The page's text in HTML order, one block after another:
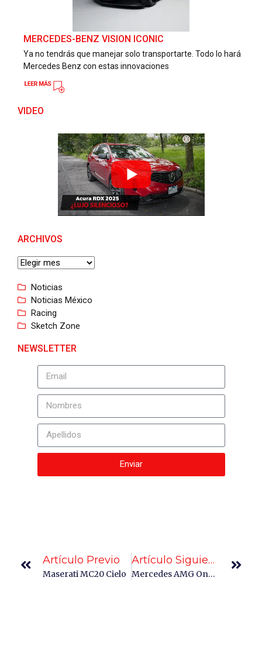
MERCEDES-BENZ VISION ICONIC
Ya no tendrás que manejar solo transportarte. Todo lo hará
Mercedes Benz con estas innovaciones
VIDEO
ARCHIVOS
Noticias
Noticias México
Racing
Sketch Zone
NEWSLETTER
Enviar
Artículo Previo
Maserati MC20 Cielo
Artículo Siguiente
Mercedes AMG One: De La F1 A Las Calles